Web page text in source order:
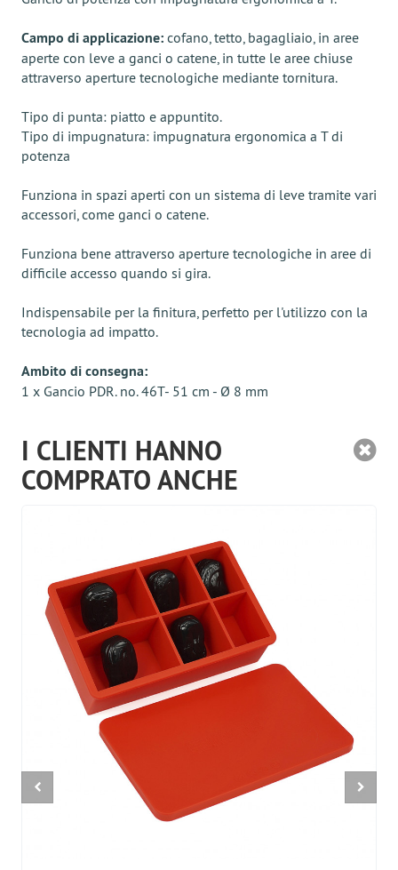
Campo di applicazione: cofano, tetto, bagagliaio, in aree
aperte con leve a ganci o catene, in tutte le aree chiuse
attraverso aperture tecnologiche mediante tornitura.
Tipo di punta: piatto e appuntito.
Tipo di impugnatura: impugnatura ergonomica a T di
potenza
Funziona in spazi aperti con un sistema di leve tramite vari
accessori, come ganci o catene.
Funziona bene attraverso aperture tecnologiche in aree di
difficile accesso quando si gira.
Indispensabile per la finitura, perfetto per l'utilizzo con la
tecnologia ad impatto.
Ambito di consegna:
1 x Gancio PDR. no. 46T- 51 cm - Ø 8 mm
I CLIENTI HANNO
COMPRATO ANCHE